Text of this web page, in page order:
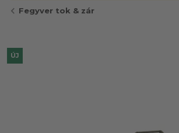
chevron_left Fegyver tok & zár
ÚJ